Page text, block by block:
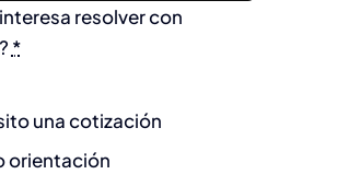
resolver con
*
una cotización
orientación